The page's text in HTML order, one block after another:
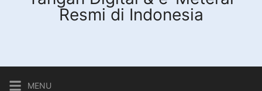
Resmi di Indonesia
MENU